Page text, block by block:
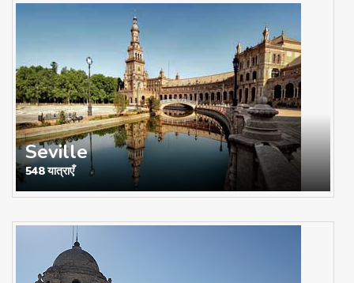
Seville
548 यात्राएँ